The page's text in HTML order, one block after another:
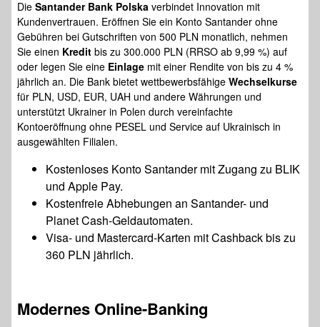
Die Santander Bank Polska verbindet Innovation mit
Kundenvertrauen. Eröffnen Sie ein Konto Santander ohne
Gebühren bei Gutschriften von 500 PLN monatlich, nehmen
Sie einen Kredit bis zu 300.000 PLN (RRSO ab 9,99 %) auf
oder legen Sie eine Einlage mit einer Rendite von bis zu 4 %
jährlich an. Die Bank bietet wettbewerbsfähige Wechselkurse
für PLN, USD, EUR, UAH und andere Währungen und
unterstützt Ukrainer in Polen durch vereinfachte
Kontoeröffnung ohne PESEL und Service auf Ukrainisch in
ausgewählten Filialen.
Kostenloses Konto Santander mit Zugang zu BLIK
und Apple Pay.
Kostenfreie Abhebungen an Santander- und
Planet Cash-Geldautomaten.
Visa- und Mastercard-Karten mit Cashback bis zu
360 PLN jährlich.
Modernes Online-Banking